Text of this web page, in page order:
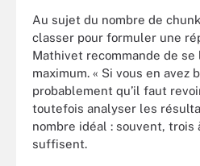
Au sujet du nombre de
classer pour formuler une
Mathivet recommande de
maximum. « Si vous en avez
probablement qu’il faut
toutefois analyser les
nombre idéal : souvent, trois
suffisent.